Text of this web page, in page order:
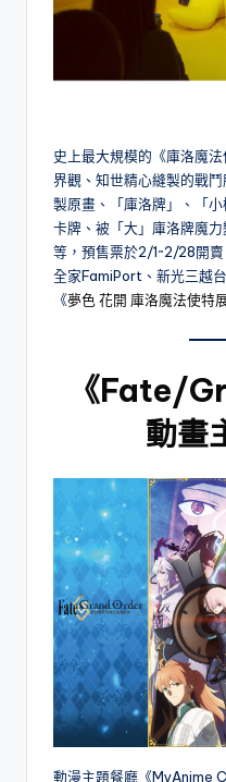
史上最大規模的《庫洛魔
界觀、知世精心縫製的戰
製原畫、「庫洛牌」、「
卡牌、被「大」庫洛牌魔
等，預售票於2/1~2/28開
全家FamiPort、新光三越
《夢色 花開 庫洛魔法使特
《Fate/
動畫
動漫主題餐廳《MyAnime